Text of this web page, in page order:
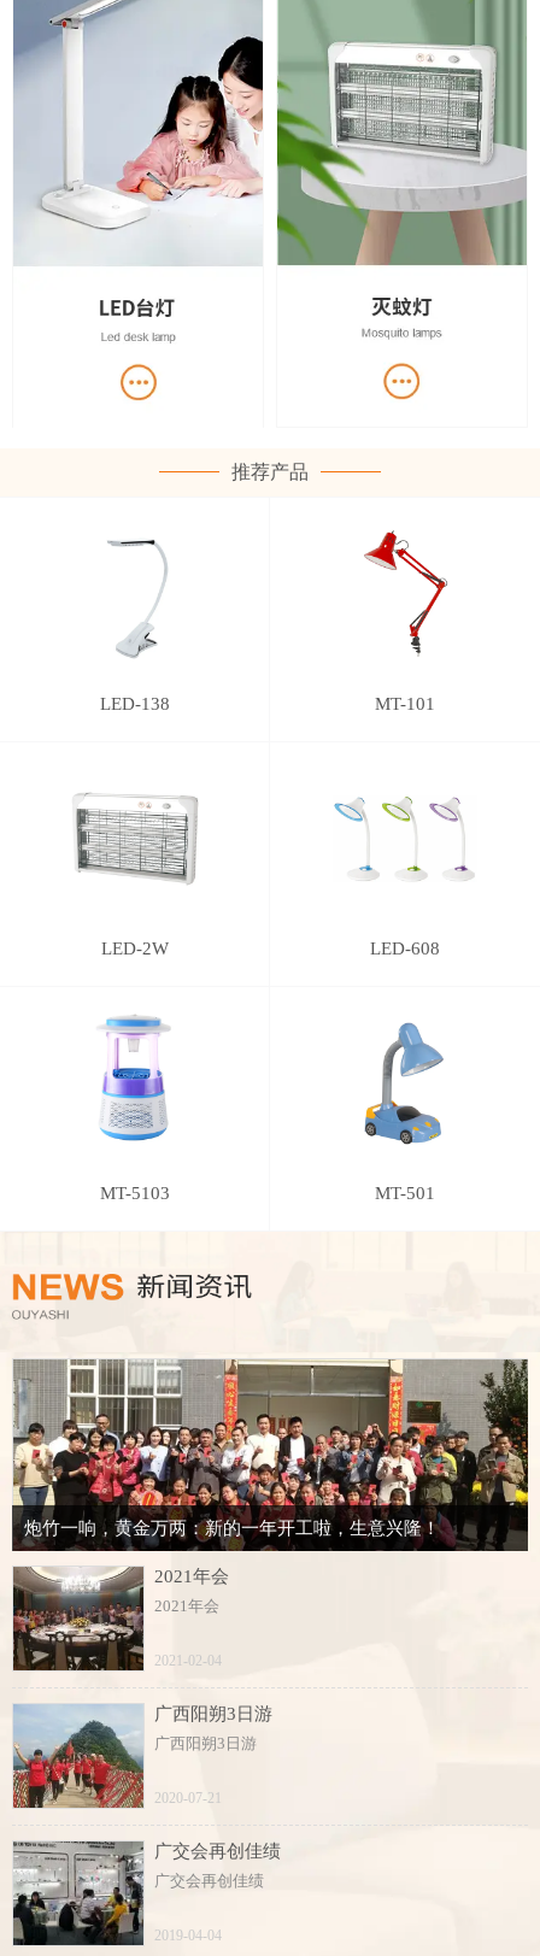
推荐产品
LED-138 MT-101
LED-2W LED-608
MT-5103 MT-501
炮竹一响，黄金万两：新的一年开工啦，生意兴隆！
2021年会
2021年会
2021-02-04
广西阳朔3日游
广西阳朔3日游
2020-07-21
广交会再创佳绩
广交会再创佳绩
2019-04-04